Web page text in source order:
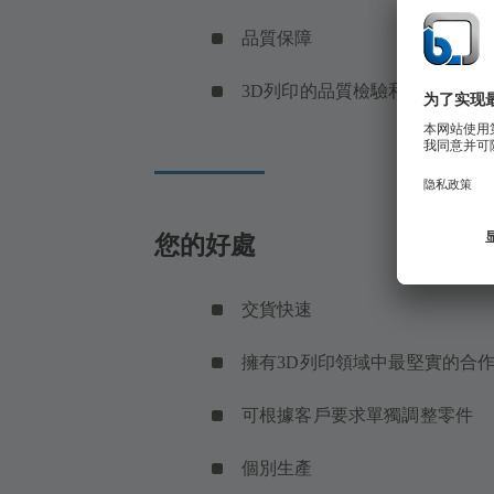
品質保障
3D列印的品質檢驗和諮詢
您的好處
交貨快速
擁有3D列印領域中最堅實的合
可根據客戶要求單獨調整零件
個別生產